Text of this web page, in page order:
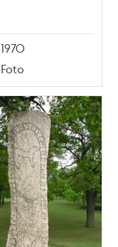
1970
Foto